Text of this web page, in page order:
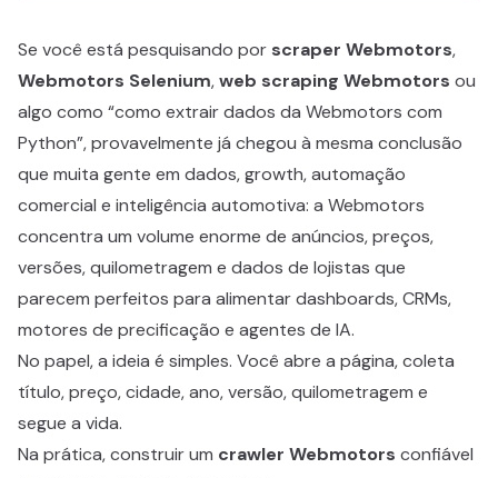
Se você está pesquisando por scraper Webmotors,
Webmotors Selenium,web scraping Webmotors ou
algo como “como extrair dados da Webmotors com
Python”, provavelmente já chegou à mesma conclusão
que muita gente em dados, growth, automação
comercial e inteligência automotiva: a Webmotors
concentra um volume enorme de anúncios, preços,
versões, quilometragem e dados de lojistas que
parecem perfeitos para alimentar dashboards, CRMs,
motores de precificação e agentes de IA.
No papel, a ideia é simples. Você abre a página, coleta
título, preço, cidade, ano, versão, quilometragem e
segue a vida.
Na prática, construir um crawler Webmotors confiável